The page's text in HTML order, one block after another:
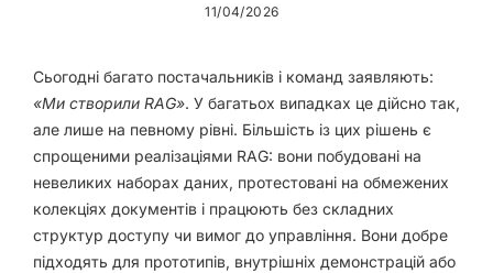
11/04/2026
Сьогодні багато постачальників і команд заявляють:
«Ми створили RAG». У багатьох випадках це дійсно так,
але лише на певному рівні. Більшість із цих рішень є
спрощеними реалізаціями RAG: вони побудовані на
невеликих наборах даних, протестовані на обмежених
колекціях документів і працюють без складних
структур доступу чи вимог до управління. Вони добре
підходять для прототипів, внутрішніх демонстрацій або